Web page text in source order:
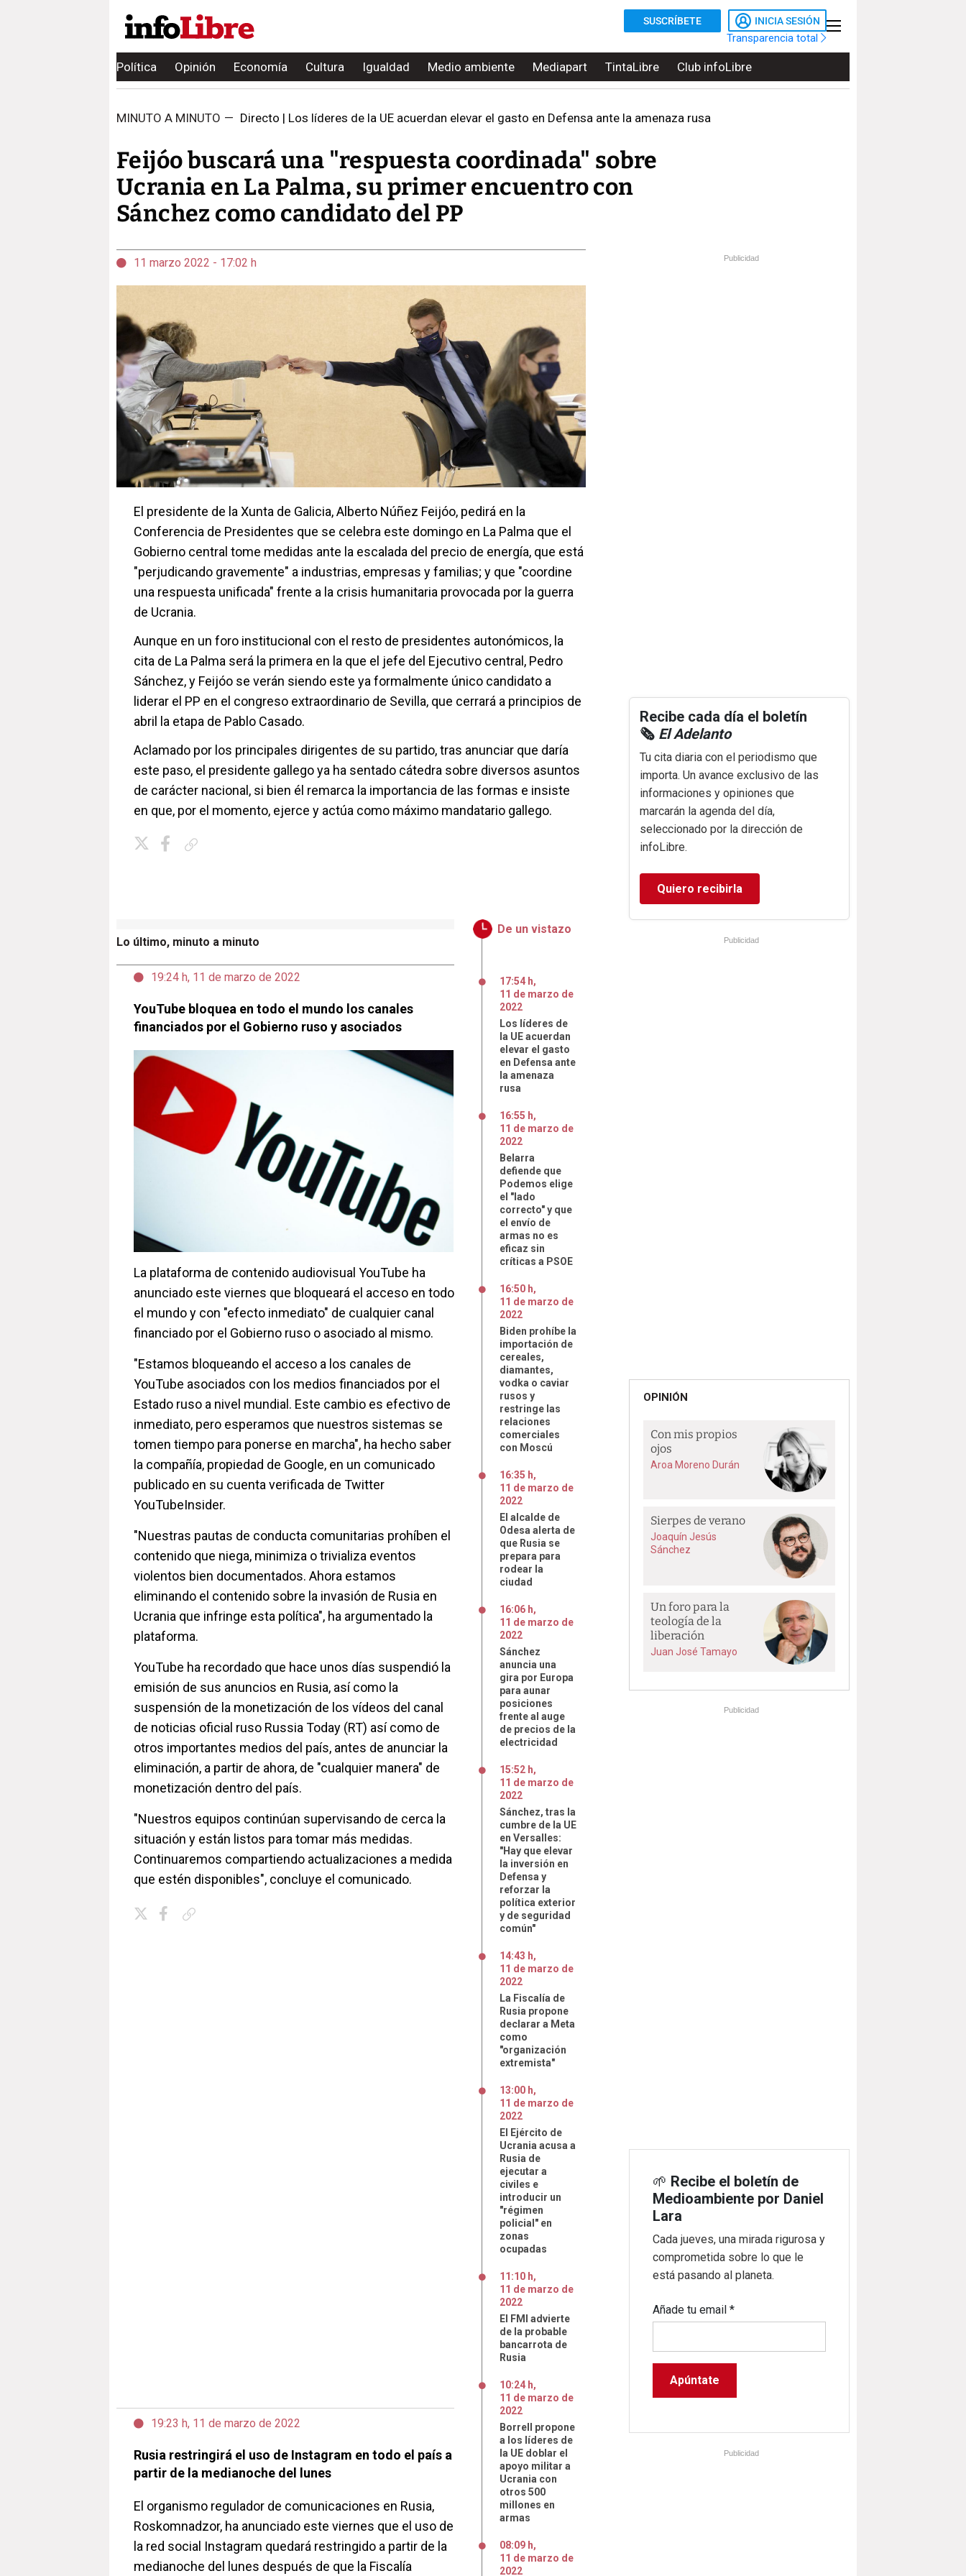
SUSCRÍBETE INICIA SESIÓN
Transparencia total
Política Opinión Economía Cultura Igualdad Medio ambiente Mediapart TintaLibre Club infoLibre
MINUTO A MINUTO — Directo | Los líderes de la UE acuerdan elevar el gasto en Defensa ante la amenaza rusa
Feijóo buscará una "respuesta coordinada" sobre
Ucrania en La Palma, su primer encuentro con
Sánchez como candidato del PP
11 marzo 2022 - 17:02 h
El presidente de la Xunta de Galicia, Alberto Núñez Feijóo, pedirá en la
Conferencia de Presidentes que se celebra este domingo en La Palma que el
Gobierno central tome medidas ante la escalada del precio de energía, que está
"perjudicando gravemente" a industrias, empresas y familias; y que "coordine
una respuesta unificada" frente a la crisis humanitaria provocada por la guerra
de Ucrania.
Aunque en un foro institucional con el resto de presidentes autonómicos, la
cita de La Palma será la primera en la que el jefe del Ejecutivo central, Pedro
Sánchez, y Feijóo se verán siendo este ya formalmente único candidato a
liderar el PP en el congreso extraordinario de Sevilla, que cerrará a principios de
abril la etapa de Pablo Casado.
Aclamado por los principales dirigentes de su partido, tras anunciar que daría
este paso, el presidente gallego ya ha sentado cátedra sobre diversos asuntos
de carácter nacional, si bien él remarca la importancia de las formas e insiste
en que, por el momento, ejerce y actúa como máximo mandatario gallego.
Lo último, minuto a minuto
19:24 h, 11 de marzo de 2022
YouTube bloquea en todo el mundo los canales
financiados por el Gobierno ruso y asociados
La plataforma de contenido audiovisual YouTube ha
anunciado este viernes que bloqueará el acceso en todo
el mundo y con "efecto inmediato" de cualquier canal
financiado por el Gobierno ruso o asociado al mismo.
"Estamos bloqueando el acceso a los canales de
YouTube asociados con los medios financiados por el
Estado ruso a nivel mundial. Este cambio es efectivo de
inmediato, pero esperamos que nuestros sistemas se
tomen tiempo para ponerse en marcha", ha hecho saber
la compañía, propiedad de Google, en un comunicado
publicado en su cuenta verificada de Twitter
YouTubeInsider.
"Nuestras pautas de conducta comunitarias prohíben el
contenido que niega, minimiza o trivializa eventos
violentos bien documentados. Ahora estamos
eliminando el contenido sobre la invasión de Rusia en
Ucrania que infringe esta política", ha argumentado la
plataforma.
YouTube ha recordado que hace unos días suspendió la
emisión de sus anuncios en Rusia, así como la
suspensión de la monetización de los vídeos del canal
de noticias oficial ruso Russia Today (RT) así como de
otros importantes medios del país, antes de anunciar la
eliminación, a partir de ahora, de "cualquier manera" de
monetización dentro del país.
"Nuestros equipos continúan supervisando de cerca la
situación y están listos para tomar más medidas.
Continuaremos compartiendo actualizaciones a medida
que estén disponibles", concluye el comunicado.
19:23 h, 11 de marzo de 2022
Rusia restringirá el uso de Instagram en todo el país a
partir de la medianoche del lunes
El organismo regulador de comunicaciones en Rusia,
Roskomnadzor, ha anunciado este viernes que el uso de
la red social Instagram quedará restringido a partir de la
medianoche del lunes después de que la Fiscalía
De un vistazo
17:54 h,
11 de marzo de
2022
Los líderes de
la UE acuerdan
elevar el gasto
en Defensa ante
la amenaza
rusa
16:55 h,
11 de marzo de
2022
Belarra
defiende que
Podemos elige
el "lado
correcto" y que
el envío de
armas no es
eficaz sin
críticas a PSOE
16:50 h,
11 de marzo de
2022
Biden prohíbe la
importación de
cereales,
diamantes,
vodka o caviar
rusos y
restringe las
relaciones
comerciales
con Moscú
16:35 h,
11 de marzo de
2022
El alcalde de
Odesa alerta de
que Rusia se
prepara para
rodear la
ciudad
16:06 h,
11 de marzo de
2022
Sánchez
anuncia una
gira por Europa
para aunar
posiciones
frente al auge
de precios de la
electricidad
15:52 h,
11 de marzo de
2022
Sánchez, tras la
cumbre de la UE
en Versalles:
"Hay que elevar
la inversión en
Defensa y
reforzar la
política exterior
y de seguridad
común"
14:43 h,
11 de marzo de
2022
La Fiscalía de
Rusia propone
declarar a Meta
como
"organización
extremista"
13:00 h,
11 de marzo de
2022
El Ejército de
Ucrania acusa a
Rusia de
ejecutar a
civiles e
introducir un
"régimen
policial" en
zonas
ocupadas
11:10 h,
11 de marzo de
2022
El FMI advierte
de la probable
bancarrota de
Rusia
10:24 h,
11 de marzo de
2022
Borrell propone
a los líderes de
la UE doblar el
apoyo militar a
Ucrania con
otros 500
millones en
armas
08:09 h,
11 de marzo de
2022
Publicidad
Recibe cada día el boletín
🗞️ El Adelanto
Tu cita diaria con el periodismo que
importa. Un avance exclusivo de las
informaciones y opiniones que
marcarán la agenda del día,
seleccionado por la dirección de
infoLibre.
Quiero recibirla
Publicidad
OPINIÓN
Con mis propios
ojos
Aroa Moreno Durán
Sierpes de verano
Joaquín Jesús
Sánchez
Un foro para la
teología de la
liberación
Juan José Tamayo
Publicidad
🌱 Recibe el boletín de
Medioambiente por Daniel
Lara
Cada jueves, una mirada rigurosa y
comprometida sobre lo que le
está pasando al planeta.
Añade tu email*
Publicidad